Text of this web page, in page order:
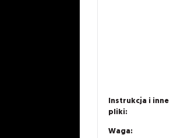
Instrukcja i inne
pliki:
Waga: